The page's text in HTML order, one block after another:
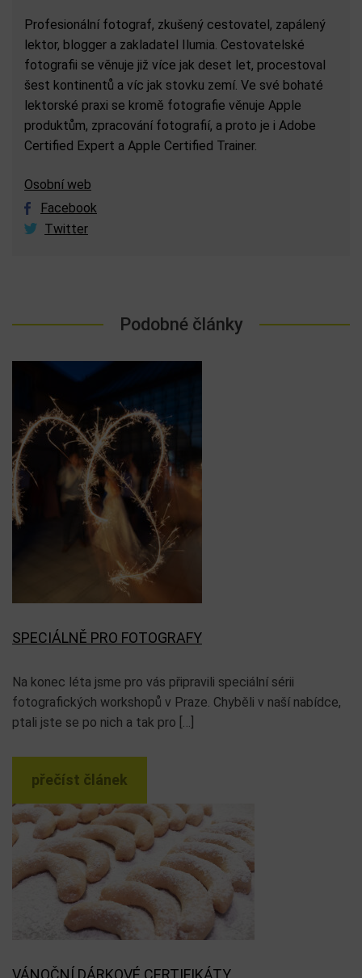
Profesionální fotograf, zkušený cestovatel, zapálený
lektor, blogger a zakladatel Ilumia. Cestovatelské
fotografii se věnuje již více jak deset let, procestoval
šest kontinentů a víc jak stovku zemí. Ve své bohaté
lektorské praxi se kromě fotografie věnuje Apple
produktům, zpracování fotografií, a proto je i Adobe
Certified Expert a Apple Certified Trainer.
Osobní web
Facebook
Twitter
Podobné články
SPECIÁLNĚ PRO FOTOGRAFY
Na konec léta jsme pro vás připravili speciální sérii
fotografických workshopů v Praze. Chyběli v naší nabídce,
ptali jste se po nich a tak pro […]
přečíst článek
VÁNOČNÍ DÁRKOVÉ CERTIFIKÁTY